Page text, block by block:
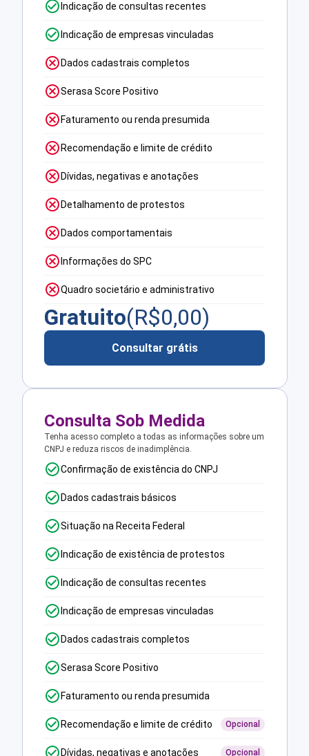
Indicação de consultas recentes
Indicação de empresas vinculadas
Dados cadastrais completos
Serasa Score Positivo
Faturamento ou renda presumida
Recomendação e limite de crédito
Dívidas, negativas e anotações
Detalhamento de protestos
Dados comportamentais
Informações do SPC
Quadro societário e administrativo
Gratuito(R$0,00)
Consultar grátis
Consulta Sob Medida
Tenha acesso completo a todas as informações sobre um
CNPJ e reduza riscos de inadimplência.
Confirmação de existência do CNPJ
Dados cadastrais básicos
Situação na Receita Federal
Indicação de existência de protestos
Indicação de consultas recentes
Indicação de empresas vinculadas
Dados cadastrais completos
Serasa Score Positivo
Faturamento ou renda presumida
Recomendação e limite de crédito Opcional
Dívidas, negativas e anotações Opcional